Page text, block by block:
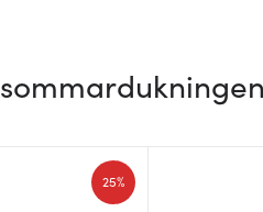
25%